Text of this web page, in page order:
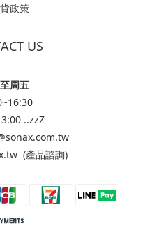
政策
US
周五
..zzZ
(產品諮詢)